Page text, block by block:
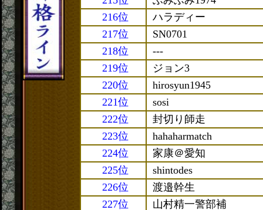
216位
ハラディー
217位
SN0701
218位
---
219位
ジョン3
220位
hirosyun1945
221位
sosi
222位
封切り師走
223位
hahaharmatch
224位
家康＠愛知
225位
shintodes
226位
渡邉幹生
227位
山村精一警部補